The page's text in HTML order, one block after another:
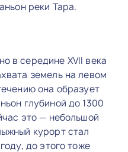
реки Тара.
в середине XVII века
земель на левом
она образует
глубиной до 1300
это — небольшой
курорт стал
до этого тоже